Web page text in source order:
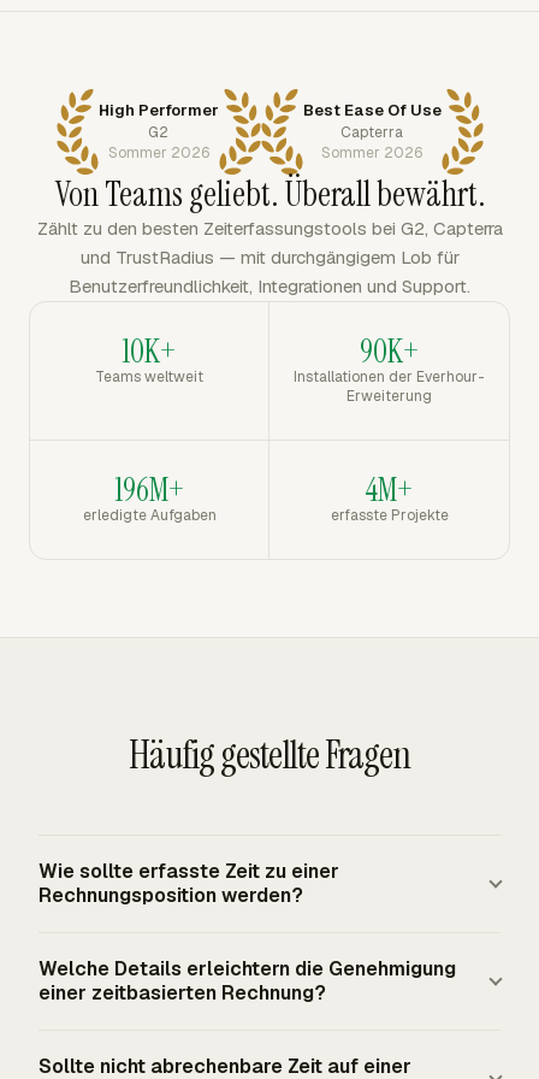
High Performer
G2
Sommer 2026
Best Ease Of Use
Capterra
Sommer 2026
Von Teams geliebt. Überall bewährt.
Zählt zu den besten Zeiterfassungstools bei G2, Capterra
und TrustRadius — mit durchgängigem Lob für
Benutzerfreundlichkeit, Integrationen und Support.
10K+
Teams weltweit
90K+
Installationen der Everhour-
Erweiterung
196M+
erledigte Aufgaben
4M+
erfasste Projekte
Häufig gestellte Fragen
Wie sollte erfasste Zeit zu einer
Rechnungsposition werden?
Struktur, die der Kunde erwartet, und zeigen Sie dann die
Abrechnungsmenge, den Satz, die Beschreibung und den
Arbeit nach Projekt, Aufgabe, Person oder Datum
Welche Details erleichtern die Genehmigung
einer zeitbasierten Rechnung?
Sollte nicht abrechenbare Zeit auf einer